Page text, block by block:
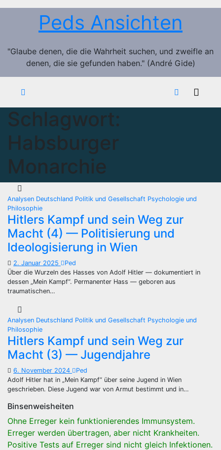
Zum
Peds Ansichten
"Glaube denen, die die Wahrheit suchen, und zweifle an
denen, die sie gefunden haben." (André Gide)
Schlagwort:
Habsburger
Monarchie
Analysen Deutschland Politik und Gesellschaft Psychologie und
Philosophie
Hitlers Kampf und sein Weg zur
Macht (4) — Politisierung und
Ideologisierung in Wien
2. Januar 2025
Ped
Über die Wurzeln des Hasses von Adolf Hitler — dokumentiert in
dessen „Mein Kampf“. Permanenter Hass — geboren aus
traumatischen…
Analysen Deutschland Politik und Gesellschaft Psychologie und
Philosophie
Hitlers Kampf und sein Weg zur
Macht (3) — Jugendjahre
6. November 2024
Ped
Adolf Hitler hat in „Mein Kampf“ über seine Jugend in Wien
geschrieben. Diese Jugend war von Armut bestimmt und in…
Binsenweisheiten
Ohne Erreger kein funktionierendes Immunsystem.
Erreger werden übertragen, aber nicht Krankheiten.
Positive Tests auf Erreger sind nicht gleich Infektionen.